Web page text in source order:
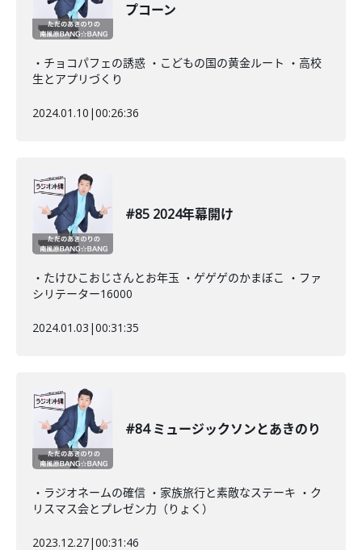
プコーン
・チョコパフェの誘惑 ・こどもの国の黄金ルート ・高校
生とアプリづくり
2024.01.10 |00:26:36
#85 2024年幕開け
・たけひこおじさんとお年玉 ・ゲゲゲのかまぼこ ・ファ
シリテーター16000
2024.01.03 |00:31:35
#84 ミュージックソンとあきのり
・ラジオネームの確信 ・家族旅行と素敵なステーキ ・ク
リスマス会とプレゼン力（りょく）
2023.12.27|00:31:46